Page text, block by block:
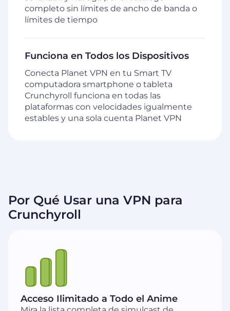
completo sin límites de ancho de banda o
límites de tiempo
Funciona en Todos los Dispositivos
Conecta Planet VPN en tu Smart TV
computadora smartphone o tableta
Crunchyroll funciona en todas las
plataformas con velocidades igualmente
estables y una sola cuenta Planet VPN
Por Qué Usar una VPN para
Crunchyroll
Acceso Ilimitado a Todo el Anime